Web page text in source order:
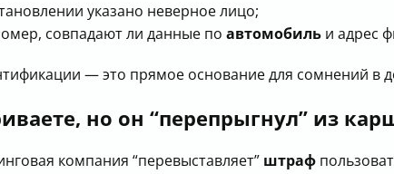
указано неверное лицо;
совпадают ли данные по автомобиль и адрес
— это прямое основание для сомнений в
но он “перепрыгнул” из
компания “перевыставляет” штраф